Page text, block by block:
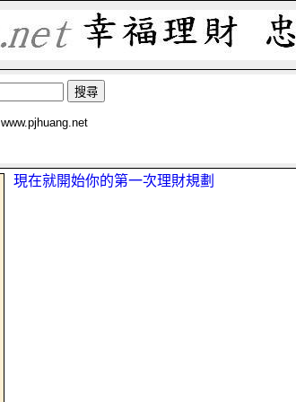
www.pjhuang.net
現在就開始你的第一次理財規劃